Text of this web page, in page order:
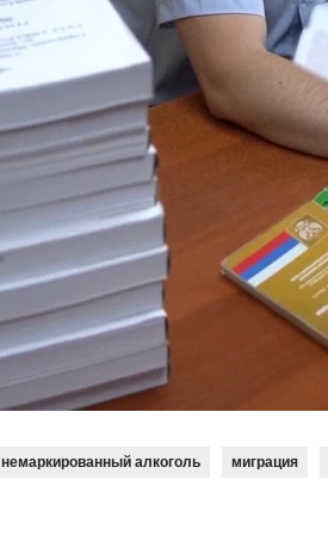
немаркированный алкоголь миграция